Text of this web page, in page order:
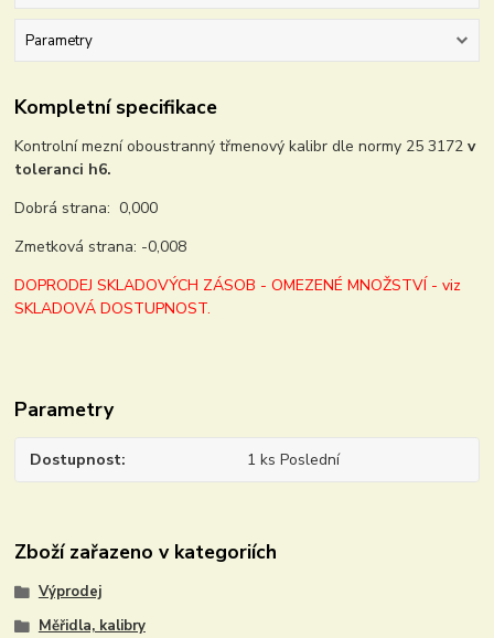
Parametry
Kompletní specifikace
Kontrolní mezní oboustranný třmenový kalibr dle normy 25 3172v
toleranci h6.
Dobrá strana: 0,000
Zmetková strana: -0,008
DOPRODEJ SKLADOVÝCH ZÁSOB - OMEZENÉ MNOŽSTVÍ - viz
SKLADOVÁ DOSTUPNOST.
Parametry
Dostupnost 1 ks Poslední
Zboží zařazeno v kategoriích
Výprodej
Měřidla, kalibry